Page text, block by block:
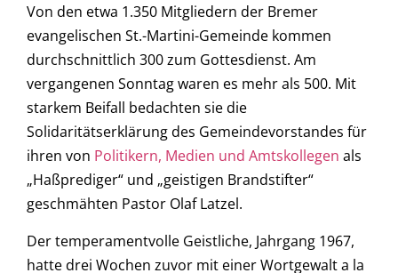
Von den etwa 1.350 Mitgliedern der Bremer
evangelischen St.-Martini-Gemeinde kommen
durchschnittlich 300 zum Gottesdienst. Am
vergangenen Sonntag waren es mehr als 500. Mit
starkem Beifall bedachten sie die
Solidaritätserklärung des Gemeindevorstandes für
ihren von Politikern, Medien und Amtskollegen als
„Haßprediger“ und „geistigen Brandstifter“
geschmähten Pastor Olaf Latzel.
Der temperamentvolle Geistliche, Jahrgang 1967,
hatte drei Wochen zuvor mit einer Wortgewalt a la